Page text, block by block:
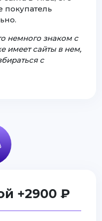
покупатель
немного знаком с
имеет сайты в нем,
с
+2900 ₽